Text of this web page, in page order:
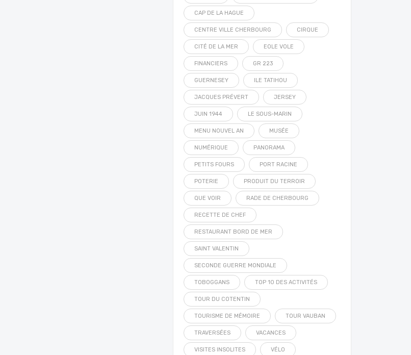
CAP DE LA HAGUE
CENTRE VILLE CHERBOURG CIRQUE
CITÉ DE LA MER EOLE VOLE
FINANCIERS GR 223
GUERNESEY ILE TATIHOU
JACQUES PRÉVERT JERSEY
JUIN 1944 LE SOUS-MARIN
MENU NOUVEL AN MUSÉE
NUMÉRIQUE PANORAMA
PETITS FOURS PORT RACINE
POTERIE PRODUIT DU TERROIR
QUE VOIR RADE DE CHERBOURG
RECETTE DE CHEF
RESTAURANT BORD DE MER
SAINT VALENTIN
SECONDE GUERRE MONDIALE
TOBOGGANS TOP 10 DES ACTIVITÉS
TOUR DU COTENTIN
TOURISME DE MÉMOIRE TOUR VAUBAN
TRAVERSÉES VACANCES
VISITES INSOLITES VÉLO